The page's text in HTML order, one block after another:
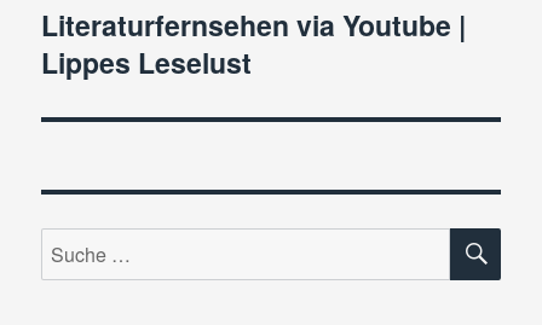
Nächster
Beitrag:
Literaturfernsehen via Youtube |
Lippes Leselust
Suche
nach: